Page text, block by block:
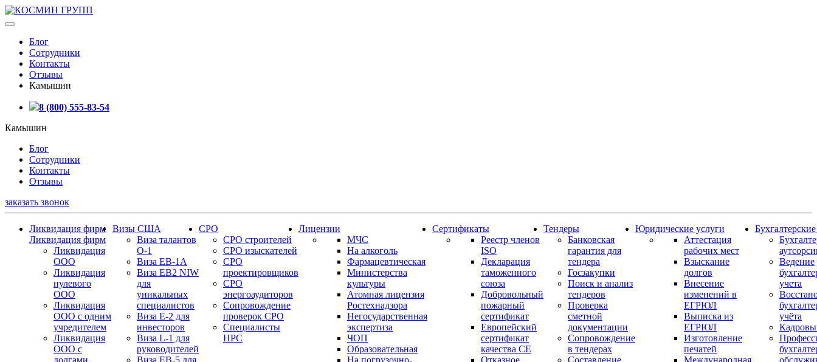
Блог
Сотрудники
Контакты
Отзывы
Камышин
8 (800) 555-83-54
Камышин
Блог
Сотрудники
Контакты
Отзывы
заказать звонок
Ликвидация фирм
Ликвидация фирм
Ликвидация
ООО
Ликвидация
нулевого
ООО
Ликвидация
ООО с одним
учредителем
Ликвидация
ООО с
долгами
Визы США
Виза талантов
О-1
Виза EB-1A
Виза EB2 NIW
для
уникальных
специалистов
Виза E-2 для
инвесторов
Виза L-1 для
руководителей
Виза EB-5 для
СРО
СРО строителей
СРО изыскателей
СРО
проектировщиков
СРО
энергоаудиторов
Сопровождение
проверок СРО
Специалисты
НРС
Лицензии
МЧС
На алкоголь
Фармацевтическая
Министерства
культуры
Атомная лицензия
Ростехнадзора
Негосударственная
экспертиза
ЧОП
Образовательная
На погрузочно-
Сертификаты
Реестр членов
ISO
Декларация
таможенного
союза
Добровольный
пожарный
сертификат
Европейский
сертификат
качества СЕ
Отказное
Тендеры
Банковская
гарантия для
тендера
Госзакупки
Поиск и анализ
тендеров
Проверка
сметной
документации
Сопровождение
в тендерах
Составление
Юридические услуги
Аттестация
рабочих мест
Взыскание
долгов
Внесение
изменений в
ЕГРЮЛ
Выписка из
ЕГРЮЛ
Изготовление
печатей
Международная
Ведение
учета
учёта